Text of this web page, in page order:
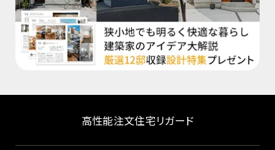
高性能注文住宅リガード